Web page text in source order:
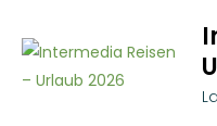
content